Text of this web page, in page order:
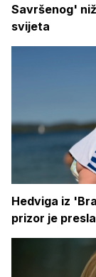
Savršenog'
svijeta
Hedviga iz
prizor je